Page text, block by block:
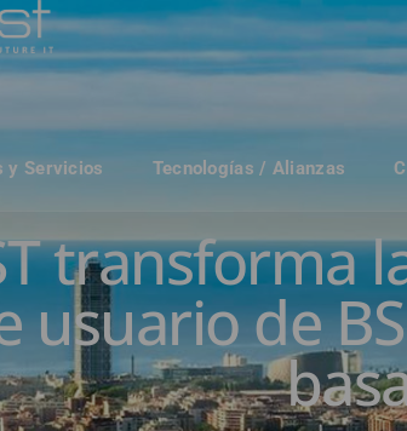
y Servicios Tecnologías / Alianzas
transforma
usuario de